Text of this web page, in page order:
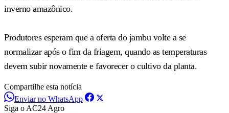
inverno amazônico.
Produtores esperam que a oferta do jambu volte a se
normalizar após o fim da friagem, quando as temperaturas
devem subir novamente e favorecer o cultivo da planta.
Compartilhe esta notícia
Enviar no WhatsApp
Siga o AC24 Agro